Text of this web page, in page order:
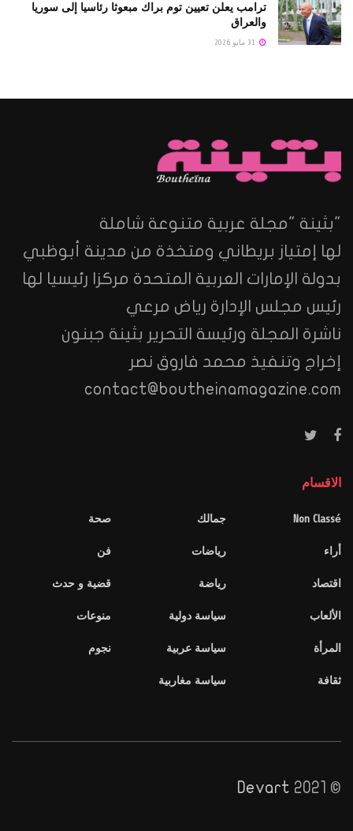
ترامب يعلن تعيين توم براك مبعوثا رئاسيا إلى سوريا
والعراق
"بثينة "مجلة عربية متنوعة شاملة
لها إمتياز بريطاني ومتخذة من مدينة أبوظبي
بدولة الإمارات العربية المتحدة مركزا رئيسيا لها
رئيس مجلس الإدارة رياض مرعي
ناشرة المجلة ورئيسة التحرير بثينة جبنون
إخراج وتنفيذ محمد فاروق نصر
contact@boutheinamagazine.com
الاقسام
Non Classé
أراء
اقتصاد
الألعاب
المرأة
ثقافة
جمالك
رياضات
رياضة
سياسة دولية
سياسة عربية
سياسة مغاربية
صحة
فن
قضية و حدث
منوعات
نجوم
© 2021
Devart